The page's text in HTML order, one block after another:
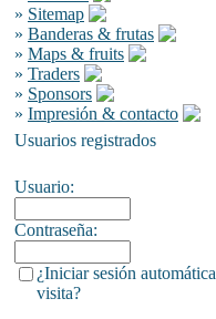
» Sitemap
» Banderas & frutas
» Maps & fruits
» Traders
» Sponsors
» Impresión & contacto
Usuarios registrados
Usuario:
Contraseña:
¿Iniciar sesión
visita?